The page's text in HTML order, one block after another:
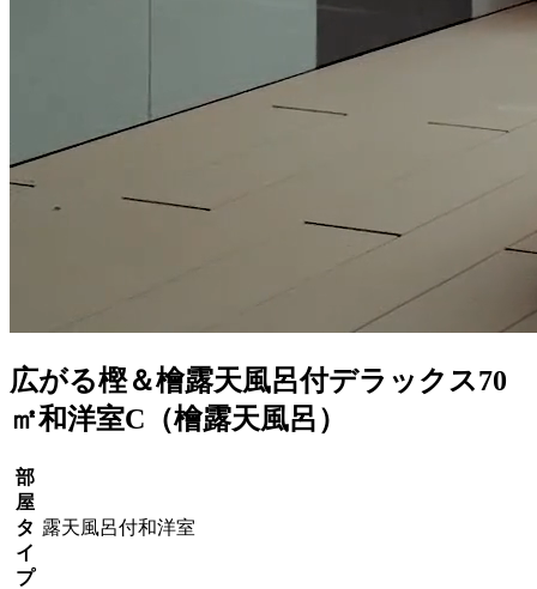
広がる樫＆檜露天風呂付デラックス70
㎡和洋室C （檜露天風呂）
部
屋
タ
イ
プ
露天風呂付和洋室